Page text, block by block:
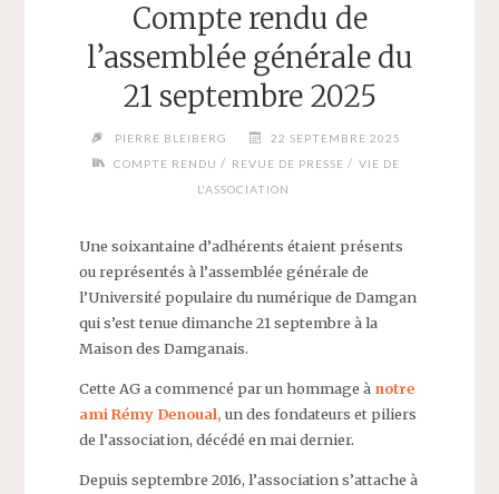
Compte rendu de
l’assemblée générale du
21 septembre 2025
PIERRE BLEIBERG
22 SEPTEMBRE 2025
COMPTE RENDU / REVUE DE PRESSE / VIE DE
L'ASSOCIATION
Une soixantaine d’adhérents étaient présents
ou représentés à l’assemblée générale de
l’Université populaire du numérique de Damgan
qui s’est tenue dimanche 21 septembre à la
Maison des Damganais.
Cette AG a commencé par un hommage à notre
ami Rémy Denoual, un des fondateurs et piliers
de l’association, décédé en mai dernier.
Depuis septembre 2016, l’association s’attache à